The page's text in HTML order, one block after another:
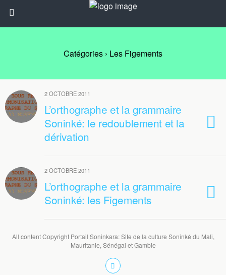
Catégories › Les Figements
2 OCTOBRE 2011
L’orthographe et la grammaire
Soninké: le redoublement et la
dérivation
2 OCTOBRE 2011
L’orthographe et la grammaire
Soninké: les Figements
All content Copyright Portail Soninkara: Site de la culture Soninké du Mali,
Mauritanie, Sénégal et Gambie